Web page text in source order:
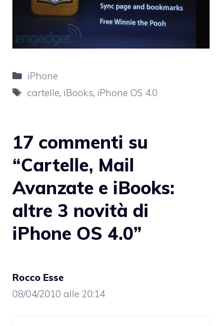
Categorie
iPhone
Tag
cartelle, iBooks, iPhone OS 4.0
17 commenti su
“Cartelle, Mail
Avanzate e iBooks:
altre 3 novità di
iPhone OS 4.0”
Rocco Esse
08/04/2010 alle 20:14